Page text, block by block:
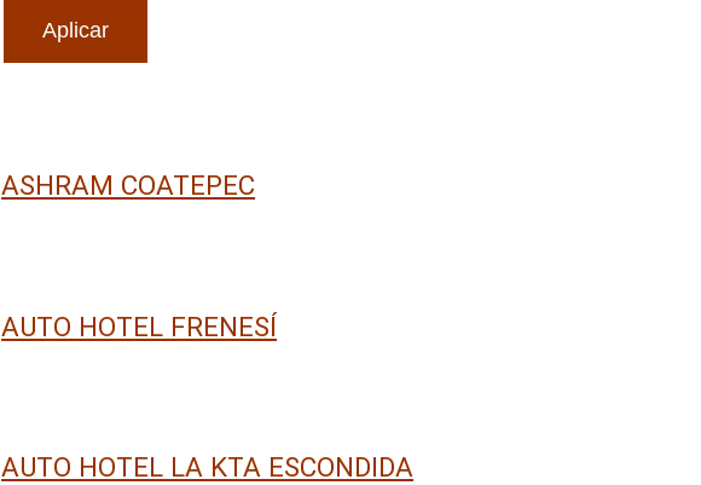
ASHRAM COATEPEC
AUTO HOTEL FRENESÍ
AUTO HOTEL LA KTA ESCONDIDA